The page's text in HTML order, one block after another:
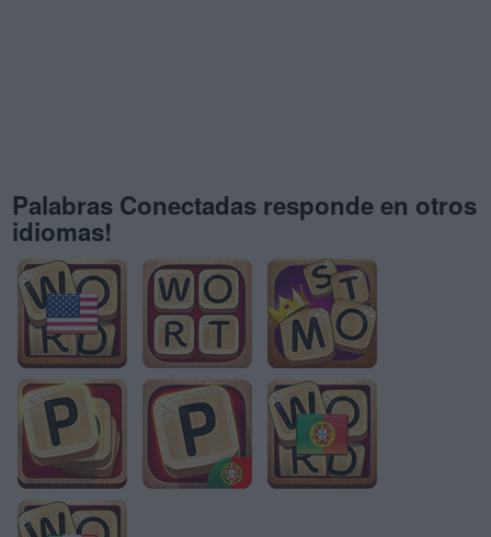
Palabras Conectadas responde en otros
idiomas!